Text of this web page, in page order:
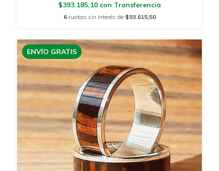
$393.185,10 con Transferencia
6 cuotas sin interés de $93.615,50
ENVÍO GRATIS